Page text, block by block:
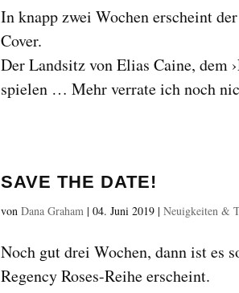
In knapp zwei Wochen erscheint
Cover.
Der Landsitz von Elias Caine, dem
spielen … Mehr verrate ich noch
SAVE THE DATE!
vonDana Graham |04. Juni 2019 |Neuigkeiten &
Noch gut drei Wochen, dann ist es
Regency Roses-Reihe erscheint.